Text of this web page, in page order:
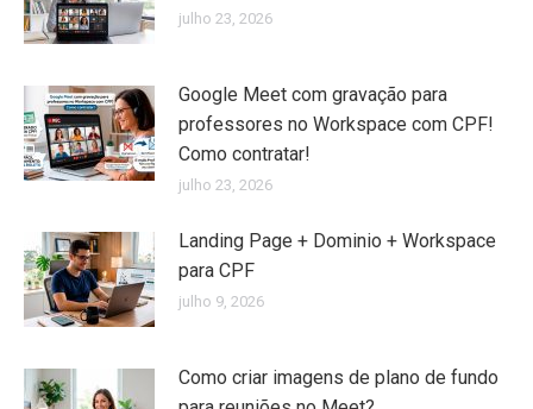
julho 23, 2026
Google Meet com gravação para
professores no Workspace com CPF!
Como contratar!
julho 23, 2026
Landing Page + Dominio + Workspace
para CPF
julho 9, 2026
Como criar imagens de plano de fundo